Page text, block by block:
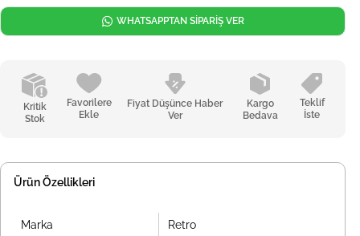
Kritik
Stok
Favorilere
Ekle
Fiyat Düşünce Haber
Ver
Kargo
Bedava
Teklif
İste
WHATSAPPTAN SİPARİŞ VER
Ürün Özellikleri
Marka Retro